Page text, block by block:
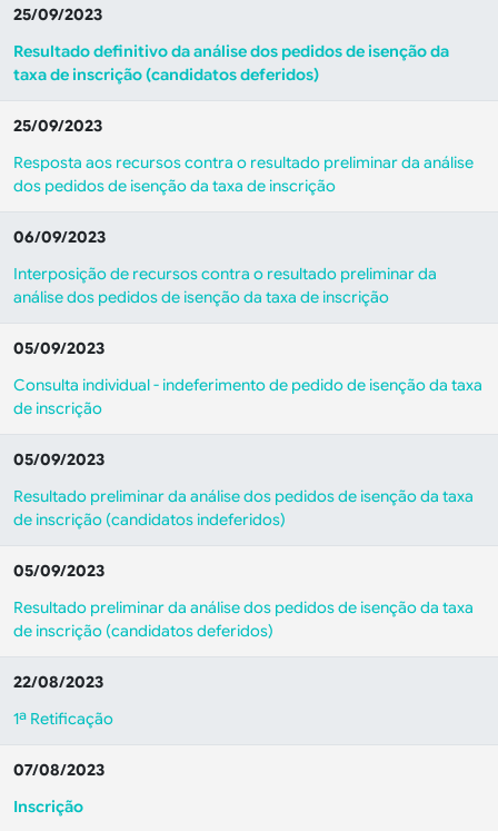
25/09/2023
Resultado definitivo da análise dos pedidos de isenção da
taxa de inscrição (candidatos deferidos)
25/09/2023
Resposta aos recursos contra o resultado preliminar da análise
dos pedidos de isenção da taxa de inscrição
06/09/2023
Interposição de recursos contra o resultado preliminar da
análise dos pedidos de isenção da taxa de inscrição
05/09/2023
Consulta individual - indeferimento de pedido de isenção da taxa
de inscrição
05/09/2023
Resultado preliminar da análise dos pedidos de isenção da taxa
de inscrição (candidatos indeferidos)
05/09/2023
Resultado preliminar da análise dos pedidos de isenção da taxa
de inscrição (candidatos deferidos)
22/08/2023
1ª Retificação
07/08/2023
Inscrição